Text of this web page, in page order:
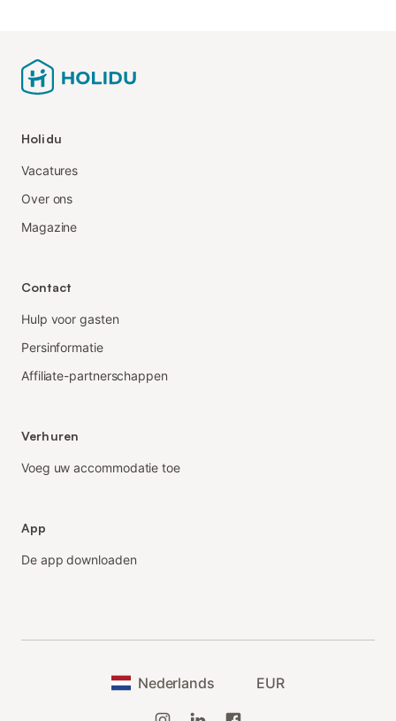
Holidu
Vacatures
Over ons
Magazine
Contact
Hulp voor gasten
Persinformatie
Affiliate-partnerschappen
Verhuren
Voeg uw accommodatie toe
App
De app downloaden
Nederlands EUR